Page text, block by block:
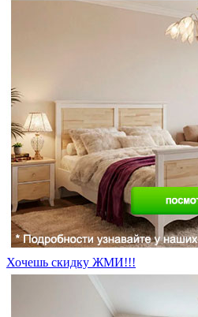
Хочешь скидку ЖМИ!!!